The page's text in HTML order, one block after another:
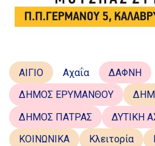
ΑΙΓΙΟ Αχαΐα
ΔΑΦΝΗ
ΔΗΜΟΣ ΕΡΥΜΑΝΘΟΥ
ΔΗΜΟΣ ΠΑΤΡΑΣ
ΔΥΤΙΚΗ
ΚΟΙΝΩΝΙΚΑ
Κλειτορία